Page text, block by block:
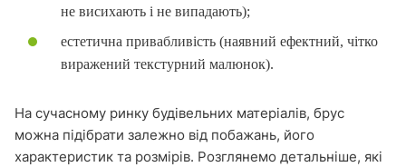
не висихають і не випадають);
естетична привабливість (наявний ефектний, чітко
виражений текстурний малюнок).
На сучасному ринку будівельних матеріалів, брус
можна підібрати залежно від побажань, його
характеристик та розмірів. Розглянемо детальніше, які